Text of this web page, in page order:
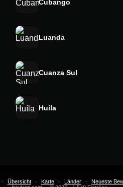
Cubango
Luanda
Cuanza Sul
Huíla
· Übersicht · Karte · Länder · Neueste